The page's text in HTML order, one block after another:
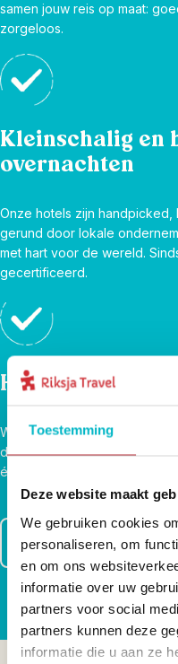
Toestemming
Deze website maakt
We gebruiken cookies
personaliseren, om
en om ons
informatie over uw
partners voor social
partners kunnen deze
informatie die u aan ze
samen jouw reis op maat:
zorgeloos.
Kleinschalig en
overnachten
Onze hotels zijn
gerund door lokale
met hart voor de wereld.
gecertificeerd.
Hoogtepunten
We zijn er zelf vaak geweest
de platgetrapte paden, maar
écht leert kennen. Voor
Lees meer over al